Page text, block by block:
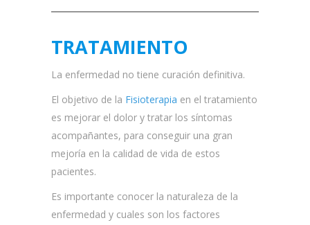
TRATAMIENTO
La enfermedad no tiene curación definitiva.
El objetivo de la Fisioterapia en el tratamiento
es mejorar el dolor y tratar los síntomas
acompañantes, para conseguir una gran
mejoría en la calidad de vida de estos
pacientes.
Es importante conocer la naturaleza de la
enfermedad y cuales son los factores